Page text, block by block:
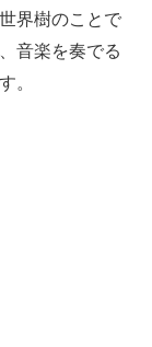
界樹のことで
音楽を奏でる
。